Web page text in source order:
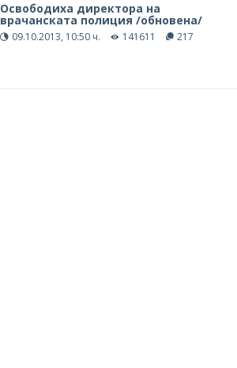
Освободиха директора на
врачанската полиция /обновена/
09.10.2013, 10:50 ч. 141611 217